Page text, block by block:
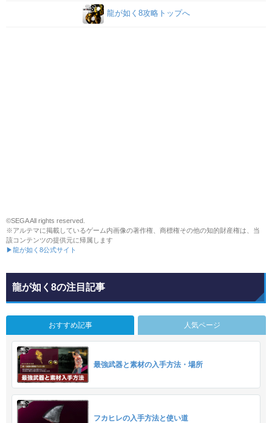
龍が如く8攻略トップへ
©SEGA All rights reserved.
※アルテマに掲載しているゲーム内画像の著作権、商標権その他の知的財産権は、当
該コンテンツの提供元に帰属します
▶龍が如く8公式サイト
龍が如く8の注目記事
おすすめ記事 人気ページ
最強武器と素材の入手方法・場所
フカヒレの入手方法と使い道